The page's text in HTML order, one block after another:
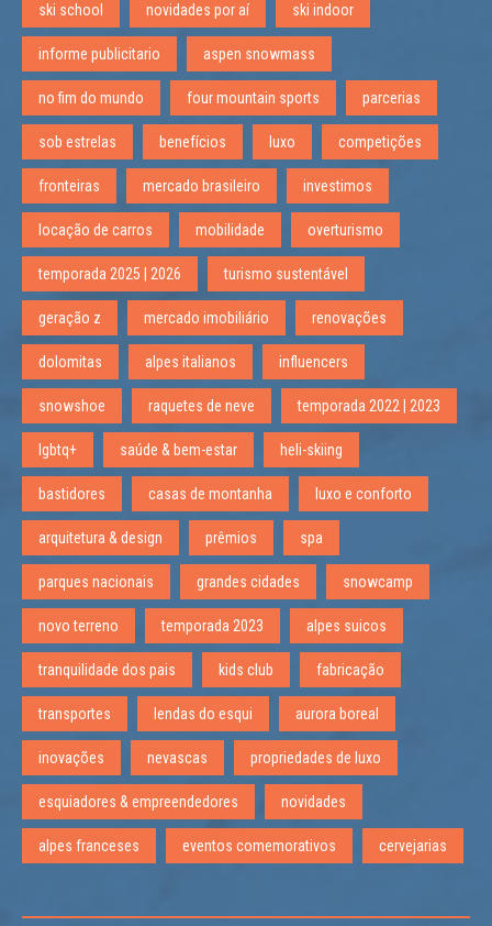
ski school novidades por aí ski indoor
informe publicitario aspen snowmass
no fim do mundo four mountain sports parcerias
sob estrelas benefícios luxo competições
fronteiras mercado brasileiro investimos
locação de carros mobilidade overturismo
temporada 2025 | 2026 turismo sustentável
geração z mercado imobiliário renovações
dolomitas alpes italianos influencers
snowshoe raquetes de neve temporada 2022 | 2023
lgbtq+ saúde & bem-estar heli-skiing
bastidores casas de montanha luxo e conforto
arquitetura & design prêmios spa
parques nacionais grandes cidades snowcamp
novo terreno temporada 2023 alpes suicos
tranquilidade dos pais kids club fabricação
transportes lendas do esqui aurora boreal
inovações nevascas propriedades de luxo
esquiadores & empreendedores novidades
alpes franceses eventos comemorativos cervejarias